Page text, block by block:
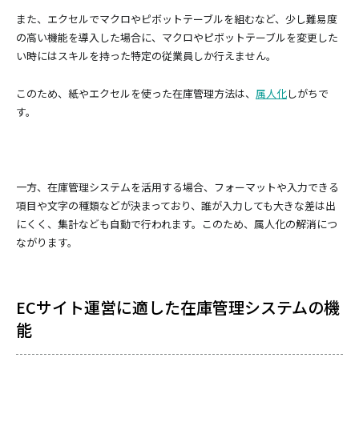
また、エクセルでマクロやピボットテーブルを組むなど、少し難易度
の高い機能を導入した場合に、マクロやピボットテーブルを変更した
い時にはスキルを持った特定の従業員しか行えません。
このため、紙やエクセルを使った在庫管理方法は、 属人化しがちで
す。
一方、在庫管理システムを活用する場合、フォーマットや入力できる
項目や文字の種類などが決まっており、誰が入力しても大きな差は出
にくく、集計なども自動で行われます。このため、属人化の解消につ
ながります。
ECサイト運営に適した在庫管理システムの機
能